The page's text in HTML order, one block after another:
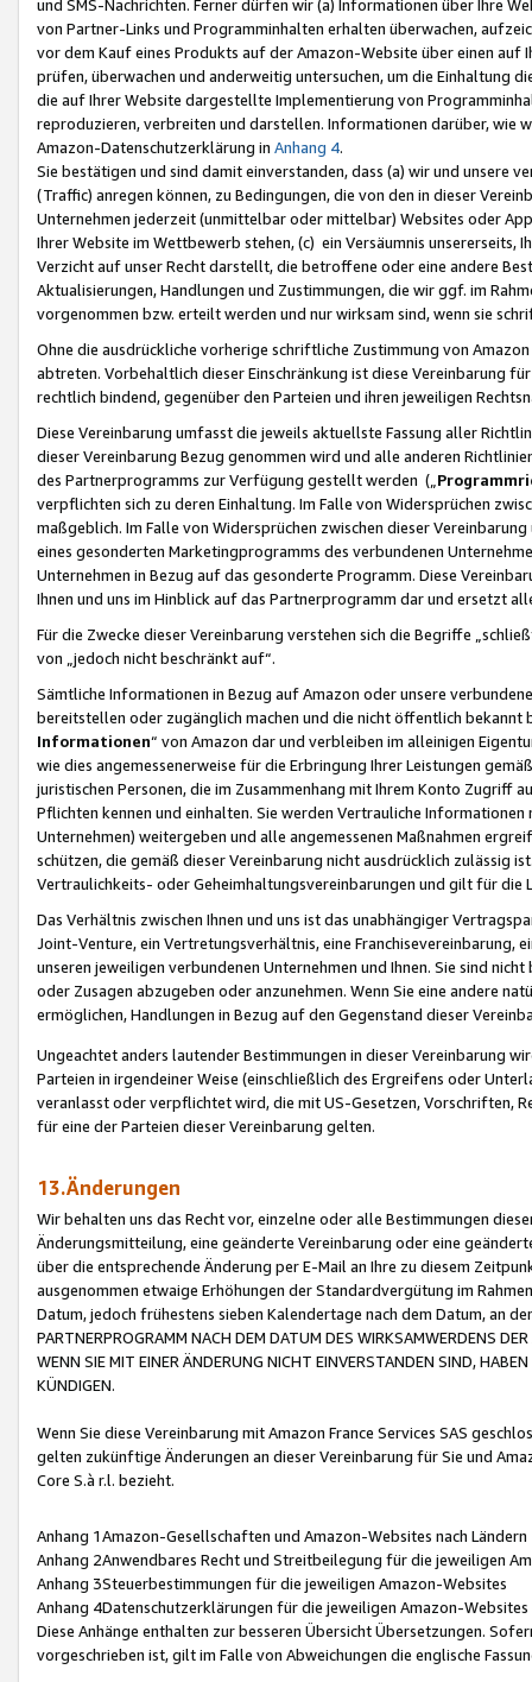
und SMS-Nachrichten. Ferner dürfen wir (a) Informationen über Ihre
von Partner-Links und Programminhalten erhalten überwachen,
vor dem Kauf eines Produkts auf der Amazon-Website über einen
prüfen, überwachen und anderweitig untersuchen, um die Einhaltung
die auf Ihrer Website dargestellte Implementierung von
reproduzieren, verbreiten und darstellen. Informationen darüber, wie
Amazon-Datenschutzerklärung in Anhang 4.
Sie bestätigen und sind damit einverstanden, dass (a) wir und
(Traffic) anregen können, zu Bedingungen, die von den in dieser
Unternehmen jederzeit (unmittelbar oder mittelbar) Websites oder
Ihrer Website im Wettbewerb stehen, (c) ein Versäumnis unsererseits,
Verzicht auf unser Recht darstellt, die betroffene oder eine andere
Aktualisierungen, Handlungen und Zustimmungen, die wir ggf. im
vorgenommen bzw. erteilt werden und nur wirksam sind, wenn sie
Ohne die ausdrückliche vorherige schriftliche Zustimmung von
abtreten. Vorbehaltlich dieser Einschränkung ist diese Vereinbarung
rechtlich bindend, gegenüber den Parteien und ihren jeweiligen
Diese Vereinbarung umfasst die jeweils aktuellste Fassung aller
dieser Vereinbarung Bezug genommen wird und alle anderen
des Partnerprogramms zur Verfügung gestellt werden („
verpflichten sich zu deren Einhaltung. Im Falle von Widersprüchen
maßgeblich. Im Falle von Widersprüchen zwischen dieser
eines gesonderten Marketingprogramms des verbundenen
Unternehmen in Bezug auf das gesonderte Programm. Diese
Ihnen und uns im Hinblick auf das Partnerprogramm dar und ersetzt
Für die Zwecke dieser Vereinbarung verstehen sich die Begriffe
von „jedoch nicht beschränkt auf“.
Sämtliche Informationen in Bezug auf Amazon oder unsere
bereitstellen oder zugänglich machen und die nicht öffentlich
Informationen“ von Amazon dar und verbleiben im alleinigen
wie dies angemessenerweise für die Erbringung Ihrer Leistungen
juristischen Personen, die im Zusammenhang mit Ihrem Konto
Pflichten kennen und einhalten. Sie werden Vertrauliche
Unternehmen) weitergeben und alle angemessenen Maßnahmen
schützen, die gemäß dieser Vereinbarung nicht ausdrücklich zulässig
Vertraulichkeits- oder Geheimhaltungsvereinbarungen und gilt für die
Das Verhältnis zwischen Ihnen und uns ist das unabhängiger
Joint-Venture, ein Vertretungsverhältnis, eine Franchisevereinbarung,
unseren jeweiligen verbundenen Unternehmen und Ihnen. Sie sind
oder Zusagen abzugeben oder anzunehmen. Wenn Sie eine andere
ermöglichen, Handlungen in Bezug auf den Gegenstand dieser
Ungeachtet anders lautender Bestimmungen in dieser Vereinbarung
Parteien in irgendeiner Weise (einschließlich des Ergreifens oder
veranlasst oder verpflichtet wird, die mit US-Gesetzen, Vorschriften,
für eine der Parteien dieser Vereinbarung gelten.
13.Änderungen
Wir behalten uns das Recht vor, einzelne oder alle Bestimmungen
Änderungsmitteilung, eine geänderte Vereinbarung oder eine
über die entsprechende Änderung per E-Mail an Ihre zu diesem
ausgenommen etwaige Erhöhungen der Standardvergütung im
Datum, jedoch frühestens sieben Kalendertage nach dem Datum, an
PARTNERPROGRAMM NACH DEM DATUM DES WIRKSAMWERDENS
WENN SIE MIT EINER ÄNDERUNG NICHT EINVERSTANDEN SIND,
KÜNDIGEN.
Wenn Sie diese Vereinbarung mit Amazon France Services SAS
gelten zukünftige Änderungen an dieser Vereinbarung für Sie und
Core S.à r.l. bezieht.
Anhang 1Amazon-Gesellschaften und Amazon-Websites nach Ländern
Anhang 2Anwendbares Recht und Streitbeilegung für die jeweiligen
Anhang 3Steuerbestimmungen für die jeweiligen Amazon-Websites
Anhang 4Datenschutzerklärungen für die jeweiligen Amazon-Websites
Diese Anhänge enthalten zur besseren Übersicht Übersetzungen.
vorgeschrieben ist, gilt im Falle von Abweichungen die englische